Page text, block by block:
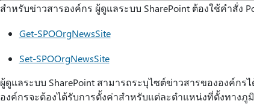
สําหรับข่าวสารองค์กร ผู้ดูแลระบบ SharePoint ต้องใช้คําสั่ง
Get-SPOOrgNewsSite
Set-SPOOrgNewsSite
ผู้ดูแลระบบ SharePoint สามารถระบุไซต์ข่าวสารขององค์ก
องค์กรจะต้องได้รับการตั้งค่าสําหรับแต่ละตําแหน่งที่ตั้งทาง